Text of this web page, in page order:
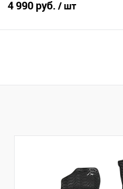
4 990 руб. / шт
Купить в 1 клик